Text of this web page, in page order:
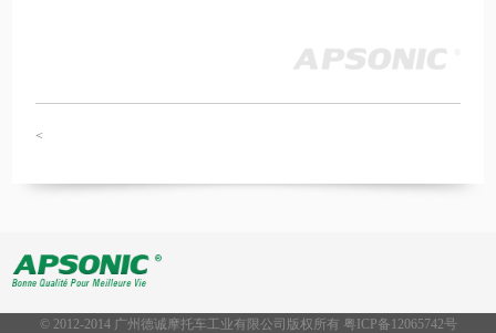
<
© 2012-2014 广州德诚摩托车工业有限公司版权所有 粤ICP备12065742号